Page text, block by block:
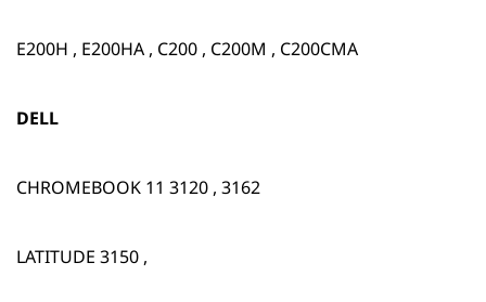
E200H , E200HA , C200 , C200M , C200CMA
DELL
CHROMEBOOK 11 3120 , 3162
LATITUDE 3150 ,